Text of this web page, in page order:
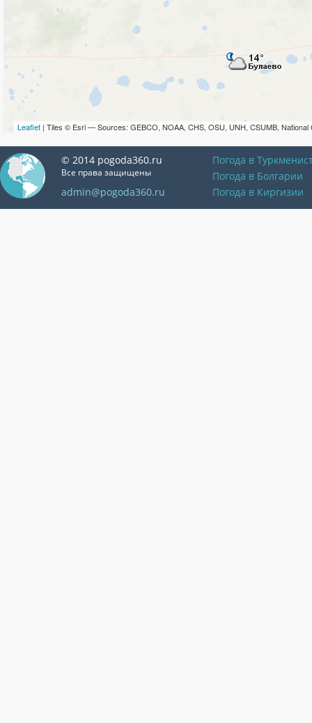
Leaflet | Tiles © Esri — Sources: GEBCO, NOAA, CHS, OSU, UNH, CSUMB, National
© 2014 pogoda360.ru
Все права защищены
admin@pogoda360.ru
Погода в
Погода в Болгарии
Погода в Киргизии